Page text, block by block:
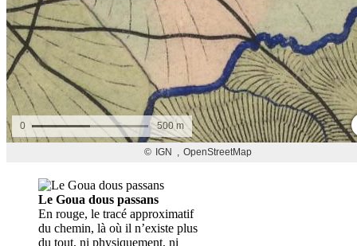
Le Goua dous passans
En rouge, le tracé approximatif
du chemin, là où il n’existe plus
du tout, ni physiquement, ni